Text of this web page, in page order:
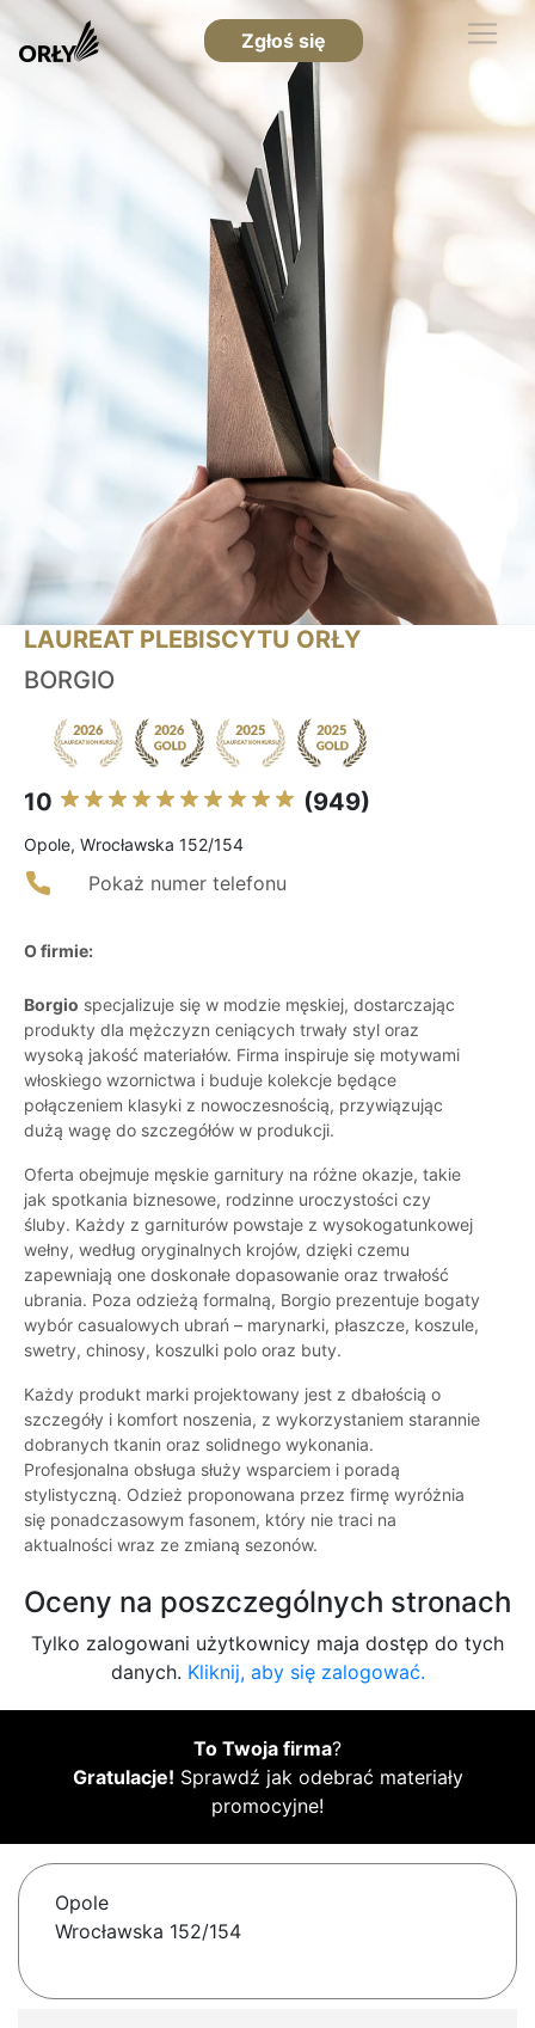
Zgłoś się
LAUREAT PLEBISCYTU ORŁY
BORGIO
10 (949)
Opole, Wrocławska 152/154
Pokaż numer telefonu
O firmie:
Borgio specjalizuje się w modzie męskiej, dostarczając
produkty dla mężczyzn ceniących trwały styl oraz
wysoką jakość materiałów. Firma inspiruje się motywami
włoskiego wzornictwa i buduje kolekcje będące
połączeniem klasyki z nowoczesnością, przywiązując
dużą wagę do szczegółów w produkcji.
Oferta obejmuje męskie garnitury na różne okazje, takie
jak spotkania biznesowe, rodzinne uroczystości czy
śluby. Każdy z garniturów powstaje z wysokogatunkowej
wełny, według oryginalnych krojów, dzięki czemu
zapewniają one doskonałe dopasowanie oraz trwałość
ubrania. Poza odzieżą formalną, Borgio prezentuje bogaty
wybór casualowych ubrań – marynarki, płaszcze, koszule,
swetry, chinosy, koszulki polo oraz buty.
Każdy produkt marki projektowany jest z dbałością o
szczegóły i komfort noszenia, z wykorzystaniem starannie
dobranych tkanin oraz solidnego wykonania.
Profesjonalna obsługa służy wsparciem i poradą
stylistyczną. Odzież proponowana przez firmę wyróżnia
się ponadczasowym fasonem, który nie traci na
aktualności wraz ze zmianą sezonów.
Oceny na poszczególnych stronach
Tylko zalogowani użytkownicy maja dostęp do tych
danych. Kliknij, aby się zalogować.
To Twoja firma?
Gratulacje! Sprawdź jak odebrać materiały
promocyjne!
Opole
Wrocławska 152/154